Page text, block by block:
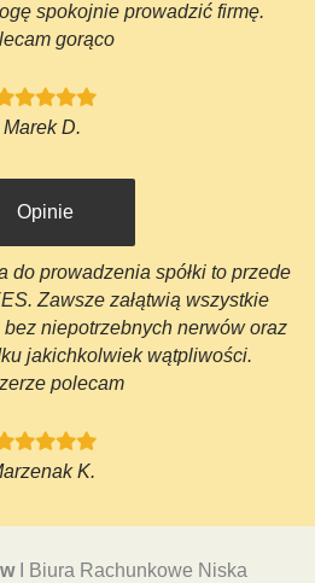
spokojnie prowadzić firmę.
gorąco
Marek D.
Opinie
do prowadzenia spółki to przede
Zawsze załątwią wszystkie
niepotrzebnych nerwów oraz
jakichkolwiek wątpliwości.
polecam
K.
I Biura Rachunkowe Niska